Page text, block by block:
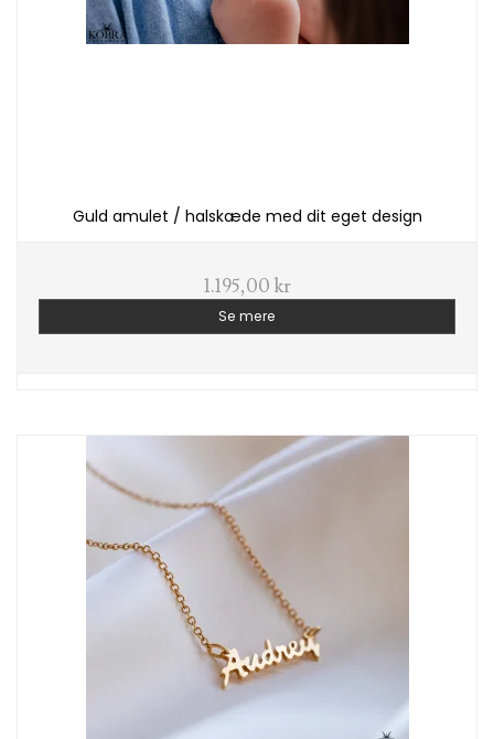
Guld amulet / halskæde med dit eget design
1.195,00 kr
Se mere